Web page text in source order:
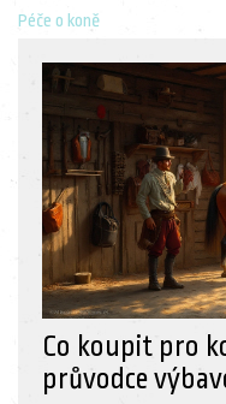
Péče o koně
Co koupit pro
průvodce